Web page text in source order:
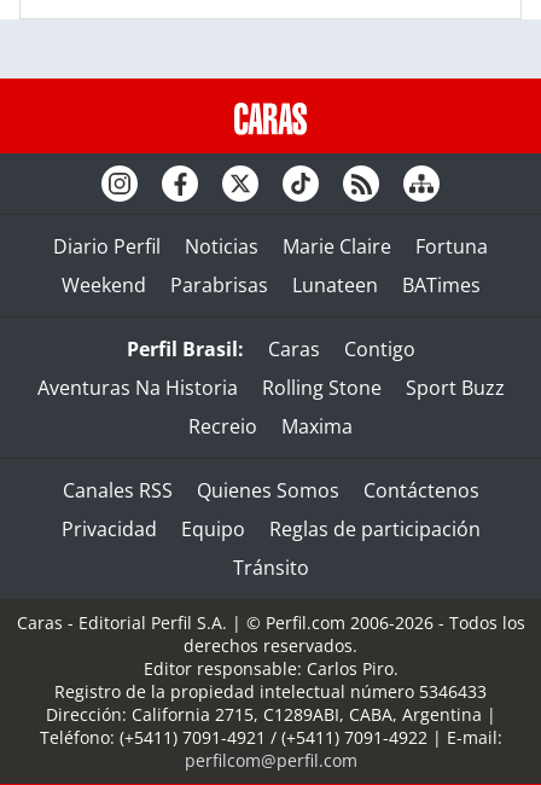
Diario Perfil Noticias Marie Claire
Fortuna
Weekend
Parabrisas Lunateen BATimes
Perfil Brasil: Caras
Contigo
Aventuras Na Historia
Rolling Stone
Sport Buzz
Recreio
Maxima
Canales RSS Quienes Somos
Contáctenos
Privacidad
Equipo
Reglas de participación
Tránsito
Caras - Editorial Perfil S.A. | © Perfil.com 2006-2026 - Todos los
derechos reservados.
Editor responsable: Carlos Piro.
Registro de la propiedad intelectual número 5346433
Dirección: California 2715, C1289ABI, CABA, Argentina |
Teléfono: (+5411) 7091-4921 / (+5411) 7091-4922| E-mail:
perfilcom@perfil.com